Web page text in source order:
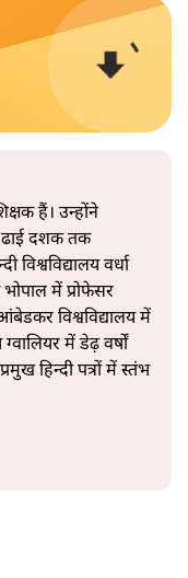
हैं। उन्होंने
ढाई दशक तक
विश्वविद्यालय वर्धा
में प्रोफेसर
विश्वविद्यालय में
में डेढ़ वर्षों
हिन्दी पत्रों में स्तंभ